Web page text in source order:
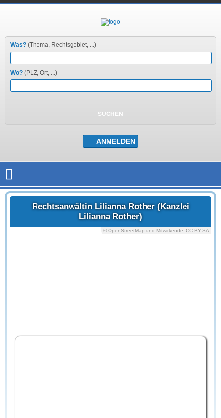
Was? (Thema, Rechtsgebiet, ...)
Wo? (PLZ, Ort, ...)
Rechtsanwältin Lilianna Rother (Kanzlei
Lilianna Rother)
© OpenStreetMap und Mitwirkende, CC-BY-SA